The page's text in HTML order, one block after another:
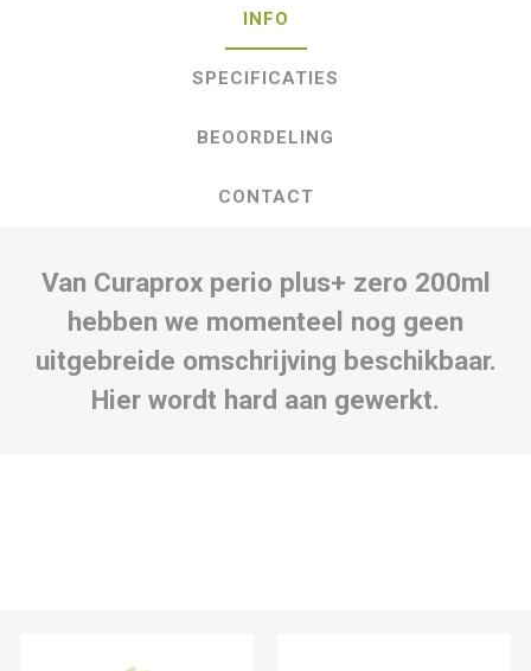
INFO
SPECIFICATIES
BEOORDELING
CONTACT
Van Curaprox perio plus+ zero 200ml
hebben we momenteel nog geen
uitgebreide omschrijving beschikbaar.
Hier wordt hard aan gewerkt.